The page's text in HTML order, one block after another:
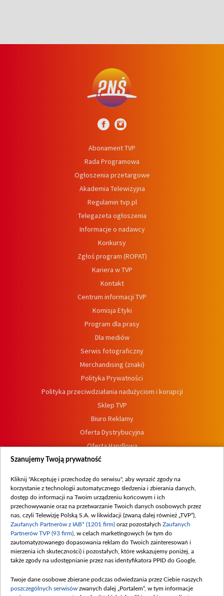
Abonament TVP
Rada Programowa
Ogłoszenia przetargowe
Akademia Telewizyjna
Regulamin tvp.pl
Telegazeta ogłoszenia
Informacje o nadawcy
Konkursy
Zgłoś program (ROPAT)
Kariera w TVP
Kontakt
Centrum informacji TVP
Komisja Etyki
Program dla prasy
Dla mediów
Serwis fotograficzny
Merchandising (znaki)
Polityka Prywatności
Polityka przeciwdziałania nadużyciom i korupcji
Sklep TVP
Biuro Reklamy
Oferta Dystrybucyjna
Oferta Handlowa
Dostępność
Procedura zgłoszeń wewnętrznych
Szanujemy Twoją prywatność
Kliknij "Akceptuję i przechodzę do serwisu", aby wyrazić zgody na
korzystanie z technologii automatycznego śledzenia i zbierania danych,
dostęp do informacji na Twoim urządzeniu końcowym i ich
przechowywanie oraz na przetwarzanie Twoich danych osobowych przez
nas, czyli Telewizję Polską S.A. w likwidacji (zwaną dalej również „TVP”),
Zaufanych Partnerów z IAB* (1201 firm) oraz pozostałych Zaufanych
Partnerów TVP (93 firm) , w celach marketingowych (w tym do
zautomatyzowanego dopasowania reklam do Twoich zainteresowań i
mierzenia ich skuteczności) i pozostałych, które wskazujemy poniżej, a
także zgody na udostępnianie przez nas identyfikatora PPID do Google.
Twoje dane osobowe zbierane podczas odwiedzania przez Ciebie naszych
poszczególnych serwisów zwanych dalej „Portalem”, w tym informacje